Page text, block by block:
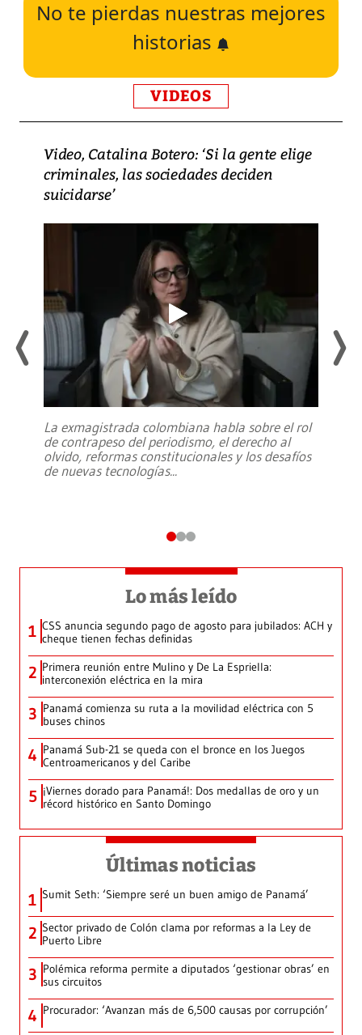
No te pierdas nuestras mejores
historias
VIDEOS
Video, Catalina Botero: ‘Si la gente elige
criminales, las sociedades deciden
suicidarse’
La exmagistrada colombiana habla sobre el rol
de contrapeso del periodismo, el derecho al
olvido, reformas constitucionales y los desafíos
de nuevas tecnologías...
Lo más leído
1 CSS anuncia segundo pago de agosto para jubilados: ACH y
cheque tienen fechas definidas
2 Primera reunión entre Mulino y De La Espriella:
interconexión eléctrica en la mira
3 Panamá comienza su ruta a la movilidad eléctrica con 5
buses chinos
4 Panamá Sub-21 se queda con el bronce en los Juegos
Centroamericanos y del Caribe
5 ¡Viernes dorado para Panamá!: Dos medallas de oro y un
récord histórico en Santo Domingo
Últimas noticias
1 Sumit Seth: ‘Siempre seré un buen amigo de Panamá’
2 Sector privado de Colón clama por reformas a la Ley de
Puerto Libre
3 Polémica reforma permite a diputados ‘gestionar obras’ en
sus circuitos
4 Procurador: ‘Avanzan más de 6,500 causas por corrupción’